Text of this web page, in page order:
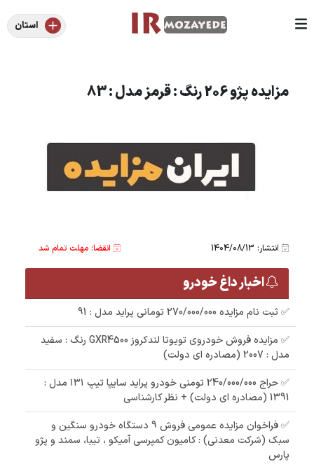
استان
مزایده پژو 206 رنگ : قرمز مدل : 83
انتشار: 1404/08/13 انقضا: مهلت تمام شد
اخبار داغ خودرو
✅ ثبت نام مزایده 270/000/000 تومانی پراید مدل : 91
✅ مزایده فروش خودروی تویوتا لندکروز GXR4500 رنگ : سفید
مدل : 2007 (مصادره ای دولت)
✅ حراج 240/000/000 تومنی خودرو پراید سایپا تیپ ۱۳۱ مدل :
1391 (مصادره ای دولت) + نظر کارشناسی
✅ فراخوان مزایده عمومی فروش 9 دستگاه خودرو سنگین و
سبک (شرکت معدنی) : کامیون کمپرسی آمیکو ، تیبا، سمند و پژو
پارس